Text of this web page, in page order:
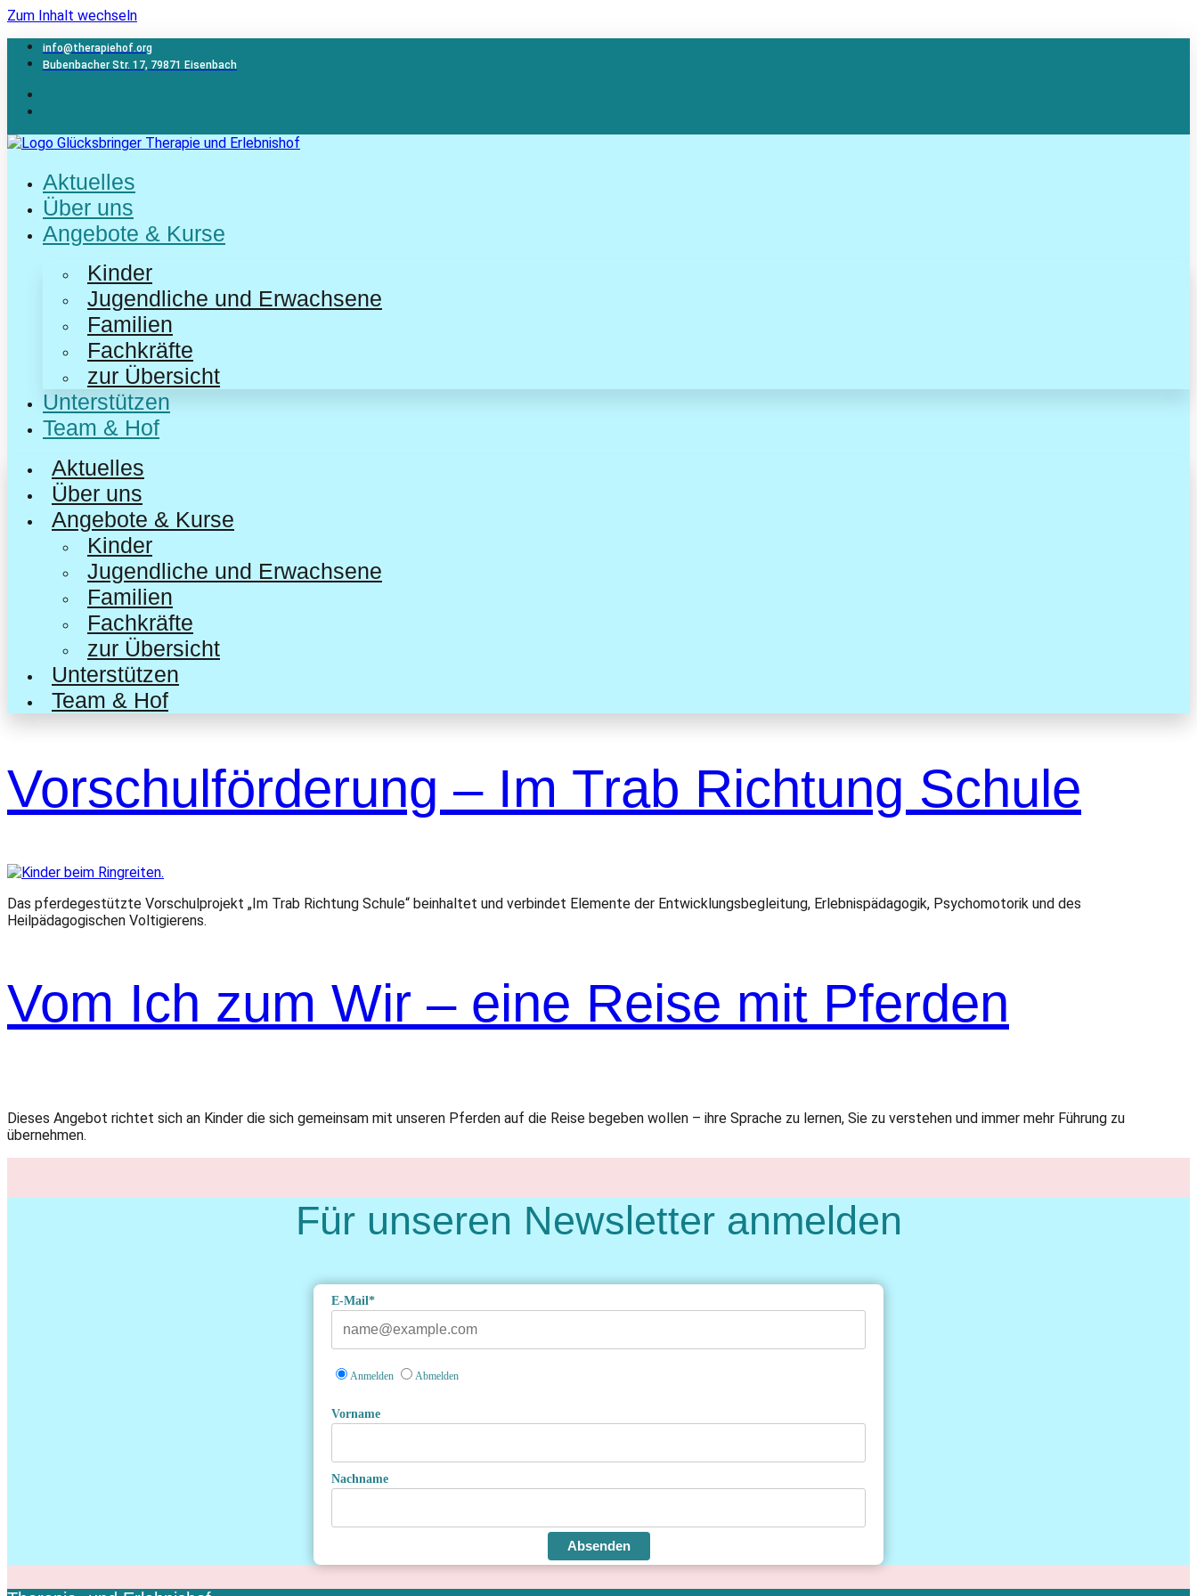
Zum Inhalt wechseln
info@therapiehof.org
Bubenbacher Str. 17, 79871 Eisenbach
Aktuelles
Über uns
Angebote & Kurse
Kinder
Jugendliche und Erwachsene
Familien
Fachkräfte
zur Übersicht
Unterstützen
Team & Hof
Aktuelles
Über uns
Angebote & Kurse
Kinder
Jugendliche und Erwachsene
Familien
Fachkräfte
zur Übersicht
Unterstützen
Team & Hof
Vorschulförderung – Im Trab Richtung Schule
Das pferdegestützte Vorschulprojekt „Im Trab Richtung Schule“ beinhaltet und verbindet Elemente der Entwicklungsbegleitung, Erlebnispädagogik, Psychomotorik und des
Heilpädagogischen Voltigierens.
Vom Ich zum Wir – eine Reise mit Pferden
Dieses Angebot richtet sich an Kinder die sich gemeinsam mit unseren Pferden auf die Reise begeben wollen – ihre Sprache zu lernen, Sie zu verstehen und immer mehr Führung zu
übernehmen.
Für unseren Newsletter anmelden
E-Mail*
Anmelden Abmelden
Vorname
Nachname
Absenden